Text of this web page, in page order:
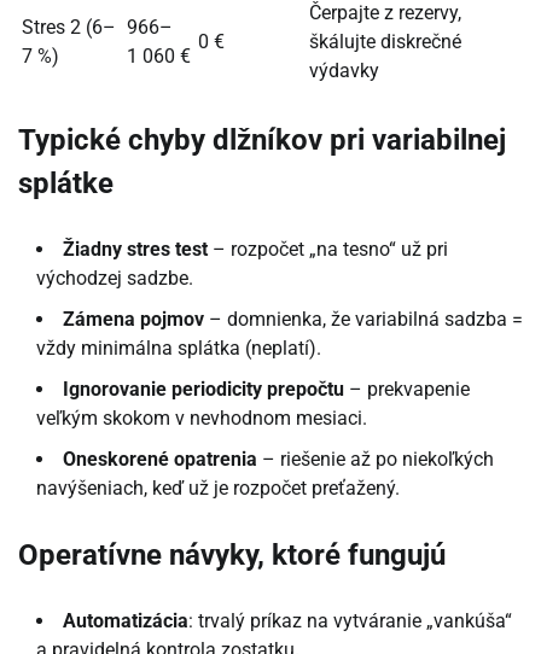
Stres 2 (6–
7 %)
966–
1 060 €
0 €
Čerpajte z rezervy,
škálujte diskrečné
výdavky
Typické chyby dlžníkov pri variabilnej
splátke
Žiadny stres test – rozpočet „na tesno“ už pri
východzej sadzbe.
Zámena pojmov – domnienka, že variabilná sadzba =
vždy minimálna splátka (neplatí).
Ignorovanie periodicity prepočtu – prekvapenie
veľkým skokom v nevhodnom mesiaci.
Oneskorené opatrenia – riešenie až po niekoľkých
navýšeniach, keď už je rozpočet preťažený.
Operatívne návyky, ktoré fungujú
Automatizácia: trvalý príkaz na vytváranie „vankúša“